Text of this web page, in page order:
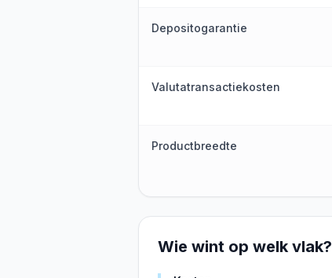
Depositogarantie
Valutatransactiekosten
Productbreedte
Wie wint op welk vlak?